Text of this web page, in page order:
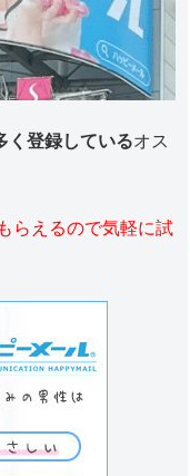
く登録しているオス
らえるので気軽に試